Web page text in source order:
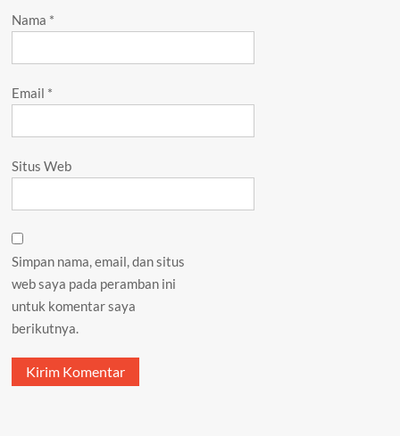
Nama *
Email *
Situs Web
Simpan nama, email, dan situs
web saya pada peramban ini
untuk komentar saya
berikutnya.